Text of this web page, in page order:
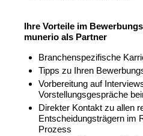
Ihre Vorteile im
munerio als Partner
Branchenspezifische
Tipps zu Ihren
Vorbereitung auf
Vorstellungsgespräche
Direkter Kontakt zu allen
Entscheidungsträgern im
Prozess